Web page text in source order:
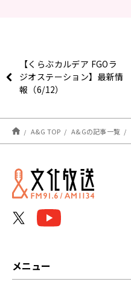
【くらぶカルデア FGOラ
ジオステーション】最新情
報（6/12）
A&G TOP A&Gの記事一覧
メニュー